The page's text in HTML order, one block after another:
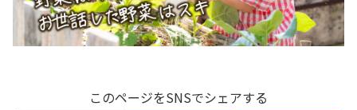
このページをSNSでシェアする